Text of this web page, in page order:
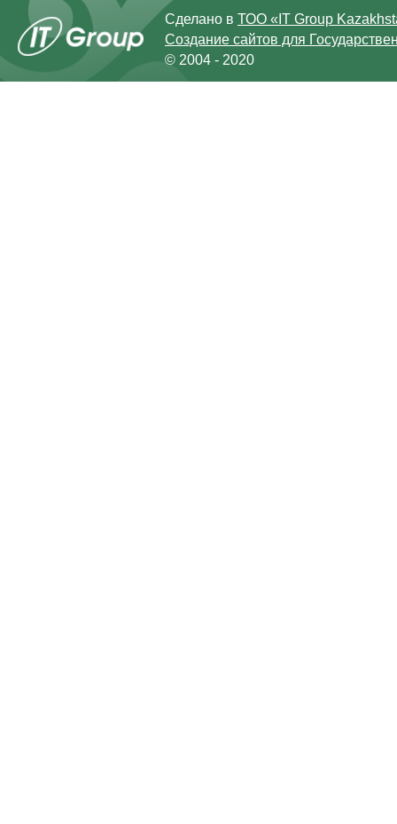
Сделано в ТОО «IT Group
Создание сайтов для
© 2004 - 2020